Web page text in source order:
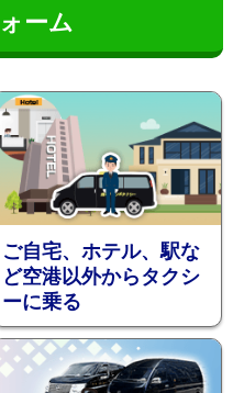
プ
ーム
ご自宅、ホテル、駅な
ど空港以外からタクシ
ーに乗る